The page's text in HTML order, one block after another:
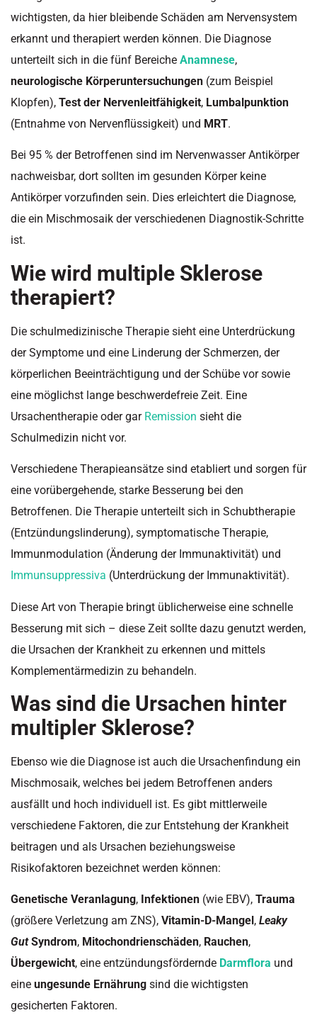
wichtigsten, da hier bleibende Schäden am Nervensystem
erkannt und therapiert werden können. Die Diagnose
unterteilt sich in die fünf Bereiche Anamnese,
neurologische Körperuntersuchungen (zum Beispiel
Klopfen), Test der Nervenleitfähigkeit, Lumbalpunktion
(Entnahme von Nervenflüssigkeit) und MRT.
Bei 95 % der Betroffenen sind im Nervenwasser Antikörper
nachweisbar, dort sollten im gesunden Körper keine
Antikörper vorzufinden sein. Dies erleichtert die Diagnose,
die ein Mischmosaik der verschiedenen Diagnostik-Schritte
ist.
Wie wird multiple Sklerose
therapiert?
Die schulmedizinische Therapie sieht eine Unterdrückung
der Symptome und eine Linderung der Schmerzen, der
körperlichen Beeinträchtigung und der Schübe vor sowie
eine möglichst lange beschwerdefreie Zeit. Eine
Ursachentherapie oder gar Remission sieht die
Schulmedizin nicht vor.
Verschiedene Therapieansätze sind etabliert und sorgen für
eine vorübergehende, starke Besserung bei den
Betroffenen. Die Therapie unterteilt sich in Schubtherapie
(Entzündungslinderung), symptomatische Therapie,
Immunmodulation (Änderung der Immunaktivität) und
Immunsuppressiva (Unterdrückung der Immunaktivität).
Diese Art von Therapie bringt üblicherweise eine schnelle
Besserung mit sich – diese Zeit sollte dazu genutzt werden,
die Ursachen der Krankheit zu erkennen und mittels
Komplementärmedizin zu behandeln.
Was sind die Ursachen hinter
multipler Sklerose?
Ebenso wie die Diagnose ist auch die Ursachenfindung ein
Mischmosaik, welches bei jedem Betroffenen anders
ausfällt und hoch individuell ist. Es gibt mittlerweile
verschiedene Faktoren, die zur Entstehung der Krankheit
beitragen und als Ursachen beziehungsweise
Risikofaktoren bezeichnet werden können:
Genetische Veranlagung, Infektionen (wie EBV), Trauma
(größere Verletzung am ZNS), Vitamin-D-Mangel , Leaky
GutSyndrom, Mitochondrienschäden, Rauchen,
Übergewicht, eine entzündungsfördernde Darmflora und
eine ungesunde Ernährung sind die wichtigsten
gesicherten Faktoren.